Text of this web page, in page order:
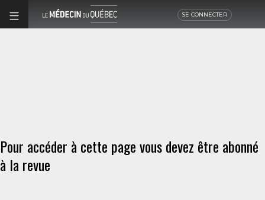
SE CONNECTER
Pour accéder à cette page vous devez être abonné
à la revue